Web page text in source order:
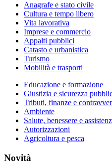
Anagrafe e stato civile
Cultura e tempo libero
Vita lavorativa
Imprese e commercio
Appalti pubblici
Catasto e urbanistica
Turismo
Mobilità e trasporti
Educazione e formazione
Giustizia e sicurezza
Tributi, finanze e
Ambiente
Salute, benessere e
Autorizzazioni
Agricoltura e pesca
Novità